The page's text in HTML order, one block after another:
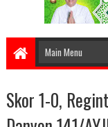
Skor 1-0,